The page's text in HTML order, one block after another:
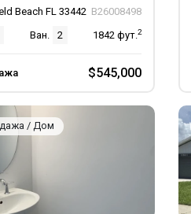
Beach FL 33442 B26008498
Ван. 2 1842фут.2
$545,000
/ Дом